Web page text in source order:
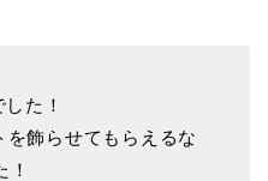
た！
を飾らせてもらえるな